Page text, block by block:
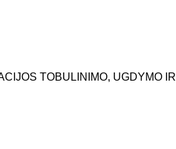
TOBULINIMO, UGDYMO IR